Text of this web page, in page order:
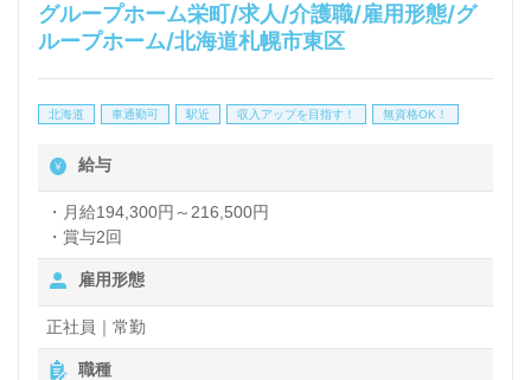
『人にやさしいケア』を実現するための職場で、入居
者様のお役に立ちたいという思いを持つ方には最適な
方にとっても、新しいスタートを切るためのサポート
が充実しています。求人詳細や選考フローについて
は、担当コンサルタントが親切にご案内しますので、
ぜひお気軽にお問い合わせください。
さらに、医療・福祉業界の求人はウィルオブ介護にお
任せ。LINEやメール、お電話での相談も受け付けて
グループホーム栄町/求人/介護職/雇用形態/グ
ループホーム/北海道札幌市東区
北海道 車通勤可 駅近 収入アップを目指す！ 無資格OK！
給与
・月給194,300円～216,500円
・賞与2回
雇用形態
正社員｜常勤
職種